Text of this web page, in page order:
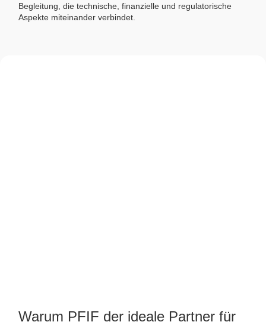
Begleitung, die technische, finanzielle und regulatorische
Aspekte miteinander verbindet.
Warum PFIF der ideale Partner für